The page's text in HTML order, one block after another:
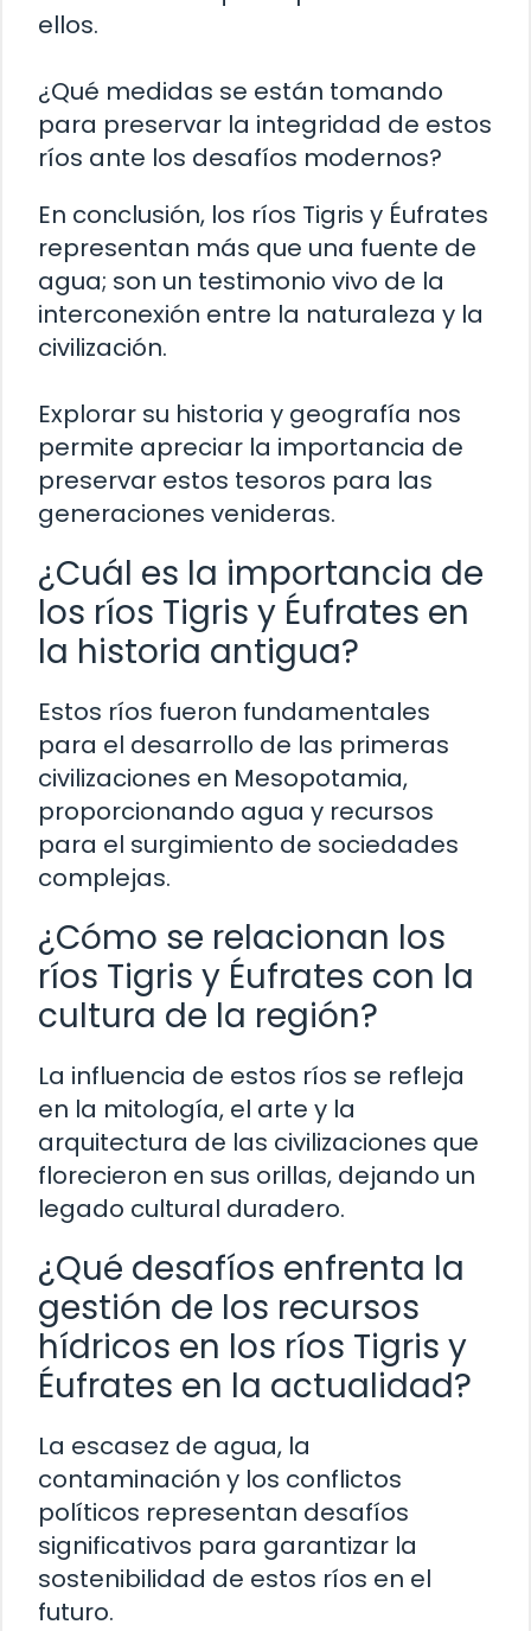
ellos.
¿Qué medidas se están tomando
para preservar la integridad de estos
ríos ante los desafíos modernos?
En conclusión, los ríos Tigris y Éufrates
representan más que una fuente de
agua; son un testimonio vivo de la
interconexión entre la naturaleza y la
civilización.
Explorar su historia y geografía nos
permite apreciar la importancia de
preservar estos tesoros para las
generaciones venideras.
¿Cuál es la importancia de
los ríos Tigris y Éufrates en
la historia antigua?
Estos ríos fueron fundamentales
para el desarrollo de las primeras
civilizaciones en Mesopotamia,
proporcionando agua y recursos
para el surgimiento de sociedades
complejas.
¿Cómo se relacionan los
ríos Tigris y Éufrates con la
cultura de la región?
La influencia de estos ríos se refleja
en la mitología, el arte y la
arquitectura de las civilizaciones que
florecieron en sus orillas, dejando un
legado cultural duradero.
¿Qué desafíos enfrenta la
gestión de los recursos
hídricos en los ríos Tigris y
Éufrates en la actualidad?
La escasez de agua, la
contaminación y los conflictos
políticos representan desafíos
significativos para garantizar la
sostenibilidad de estos ríos en el
futuro.